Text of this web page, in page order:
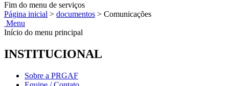
Fim do menu de serviços
Página inicial > documentos > Comunicações
Menu
Início do menu principal
INSTITUCIONAL
Sobre a PRGAF